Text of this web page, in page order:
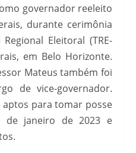
governador reeleito
durante cerimônia
Eleitoral (TRE-
em Belo Horizonte.
Mateus também foi
de vice-governador.
aptos para tomar posse
de janeiro de 2023 e